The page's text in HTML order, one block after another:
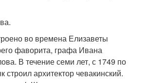
во времена Елизаветы
фаворита, графа Ивана
В течение семи лет, с 1749 по
строил архитектор чевакинский.